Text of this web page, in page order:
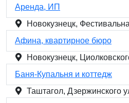
Аренда, ИП
Новокузнецк,
Афина, квартирное бюро
Новокузнецк,
Баня-Купальня и коттедж
Таштагол, Дзержинского